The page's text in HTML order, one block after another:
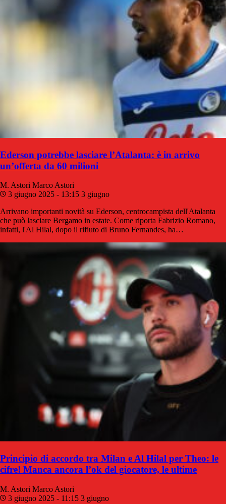
Ederson potrebbe lasciare l’Atalanta: è in arrivo
un’offerta da 60 milioni
M. Astori Marco Astori
3 giugno 2025 - 13:15 3 giugno
Arrivano importanti novità su Ederson, centrocampista dell'Atalanta
che può lasciare Bergamo in estate. Come riporta Fabrizio Romano,
infatti, l'Al Hilal, dopo il rifiuto di Bruno Fernandes, ha…
Principio di accordo tra Milan e Al Hilal per Theo: le
cifre! Manca ancora l’ok del giocatore, le ultime
M. Astori Marco Astori
3 giugno 2025 - 11:15 3 giugno